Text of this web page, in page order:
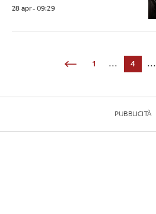
28 apr - 09:29
1 ... 4 ...
PUBBLICITÀ